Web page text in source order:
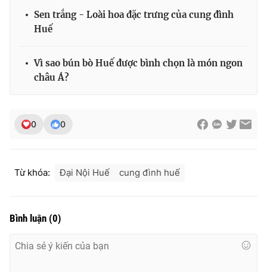
THỜI BÁO VTV
Cơ quan báo chí:
Thời báo VTV
Tổng Biên tập:
Nguyễn Trọng Ninh
Sen trắng - Loài hoa đặc trưng của cung đình
Huế
Vì sao bún bò Huế được bình chọn là món ngon
châu Á?
0 0
Từ khóa: Đại Nội Huế cung đình huế
Bình luận (0)